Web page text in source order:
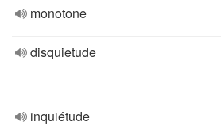
monotone
disquietude
inquiétude